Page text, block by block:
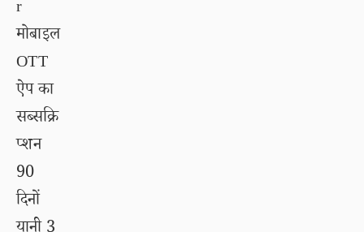
r
मोबाइल
OTT
ऐप का
सब्सक्रि
प्शन
90
दिनों